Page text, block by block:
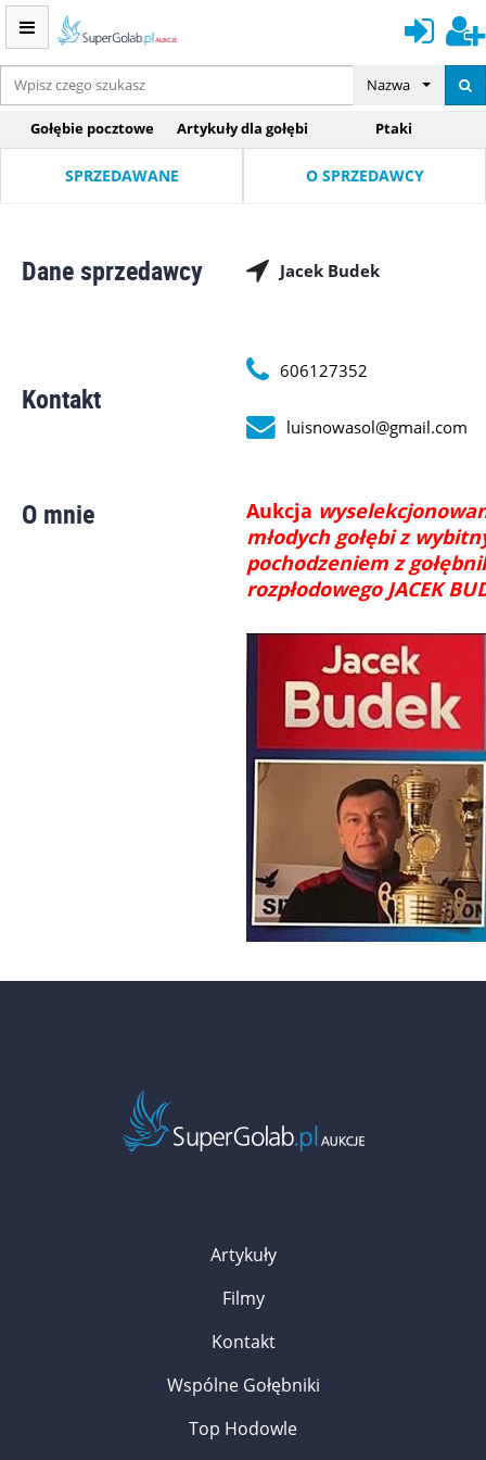
Nazwa
Gołębie pocztowe Artykuły dla gołębi Ptaki
SPRZEDAWANE O SPRZEDAWCY
Dane sprzedawcy Jacek Budek
Kontakt
606127352
luisnowasol@gmail.com
O mnie Aukcja
młodych gołębi z
pochodzeniem z
rozpłodowego JACEK
Artykuły
Filmy
Kontakt
Wspólne Gołębniki
Top Hodowle